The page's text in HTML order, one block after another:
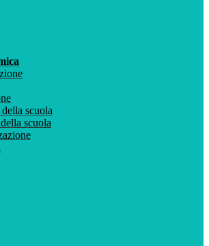
scuola
scuola